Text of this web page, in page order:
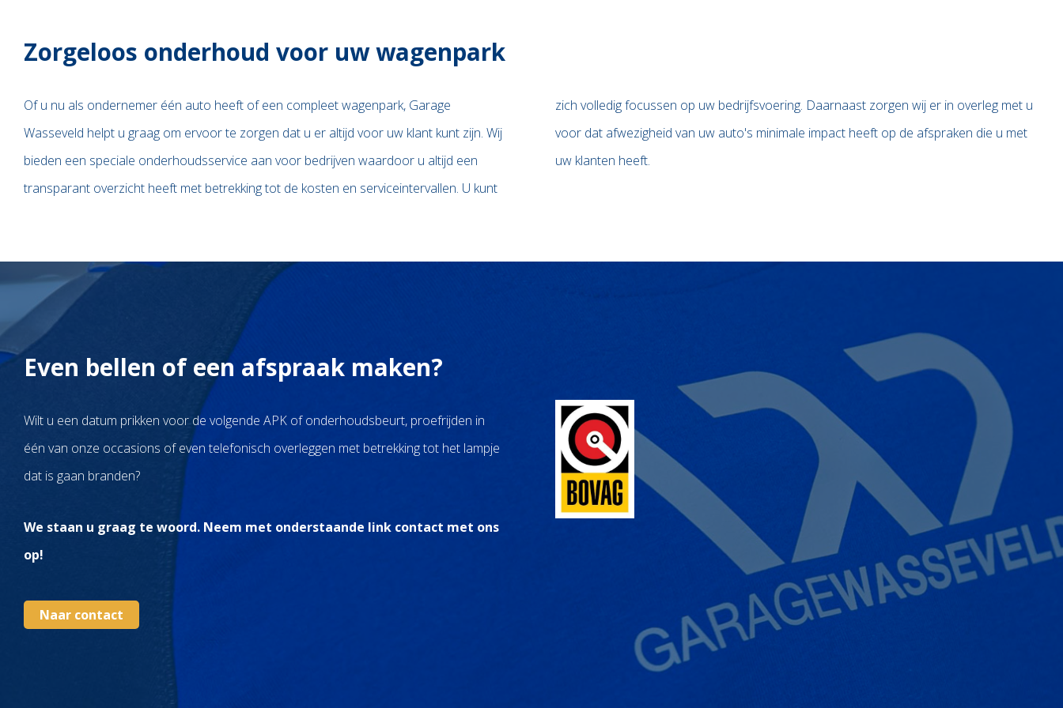
Zorgeloos onderhoud voor uw wagenpark
Of u nu als ondernemer één auto heeft of een compleet wagenpark, Garage
Wasseveld helpt u graag om ervoor te zorgen dat u er altijd voor uw klant kunt zijn. Wij
bieden een speciale onderhoudsservice aan voor bedrijven waardoor u altijd een
transparant overzicht heeft met betrekking tot de kosten en serviceintervallen. U kunt
zich volledig focussen op uw bedrijfsvoering. Daarnaast zorgen wij er in overleg met u
voor dat afwezigheid van uw auto's minimale impact heeft op de afspraken die u met
uw klanten heeft.
Even bellen of een afspraak maken?
Wilt u een datum prikken voor de volgende APK of onderhoudsbeurt, proefrijden in
één van onze occasions of even telefonisch overleggen met betrekking tot het lampje
dat is gaan branden?
We staan u graag te woord. Neem met onderstaande link contact met ons
op!
Naar contact